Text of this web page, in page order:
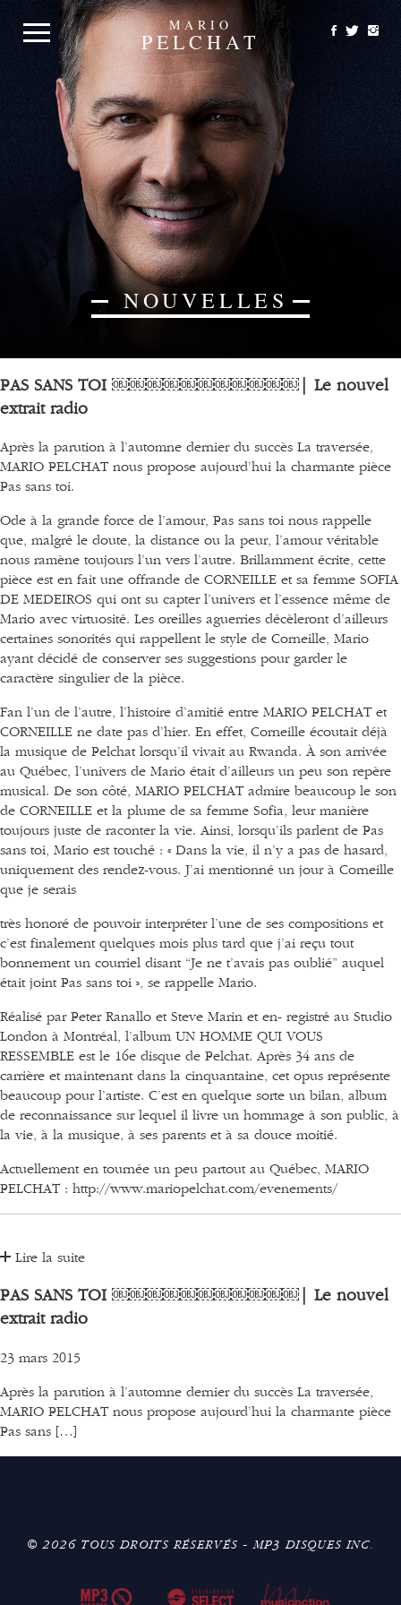
MARIO
PELCHAT
NOUVELLES
PAS SANS TOI ￼￼￼￼￼￼￼￼￼￼￼| Le nouvel
extrait radio
Après la parution à l’automne dernier du succès La traversée,
MARIO PELCHAT nous propose aujourd’hui la charmante pièce
Pas sans toi.
Ode à la grande force de l’amour, Pas sans toi nous rappelle
que, malgré le doute, la distance ou la peur, l’amour véritable
nous ramène toujours l’un vers l’autre. Brillamment écrite, cette
pièce est en fait une offrande de CORNEILLE et sa femme SOFIA
DE MEDEIROS qui ont su capter l’univers et l’essence même de
Mario avec virtuosité. Les oreilles aguerries décèleront d’ailleurs
certaines sonorités qui rappellent le style de Corneille, Mario
ayant décidé de conserver ses suggestions pour garder le
caractère singulier de la pièce.
Fan l’un de l’autre, l’histoire d’amitié entre MARIO PELCHAT et
CORNEILLE ne date pas d’hier. En effet, Corneille écoutait déjà
la musique de Pelchat lorsqu’il vivait au Rwanda. À son arrivée
au Québec, l’univers de Mario était d’ailleurs un peu son repère
musical. De son côté, MARIO PELCHAT admire beaucoup le son
de CORNEILLE et la plume de sa femme Sofia, leur manière
toujours juste de raconter la vie. Ainsi, lorsqu’ils parlent de Pas
sans toi, Mario est touché : « Dans la vie, il n’y a pas de hasard,
uniquement des rendez-vous. J’ai mentionné un jour à Corneille
que je serais
très honoré de pouvoir interpréter l’une de ses compositions et
c’est finalement quelques mois plus tard que j’ai reçu tout
bonnement un courriel disant “Je ne t’avais pas oublié” auquel
était joint Pas sans toi », se rappelle Mario.
Réalisé par Peter Ranallo et Steve Marin et en- registré au Studio
London à Montréal, l’album UN HOMME QUI VOUS
RESSEMBLE est le 16e disque de Pelchat. Après 34 ans de
carrière et maintenant dans la cinquantaine, cet opus représente
beaucoup pour l’artiste. C’est en quelque sorte un bilan, album
de reconnaissance sur lequel il livre un hommage à son public, à
la vie, à la musique, à ses parents et à sa douce moitié.
Actuellement en tournée un peu partout au Québec, MARIO
PELCHAT : http://www.mariopelchat.com/evenements/
Lire la suite
PAS SANS TOI ￼￼￼￼￼￼￼￼￼￼￼| Le nouvel
extrait radio
23 mars 2015
Après la parution à l’automne dernier du succès La traversée,
MARIO PELCHAT nous propose aujourd’hui la charmante pièce
Pas sans […]
© 2026 TOUS DROITS RÉSERVÉS - MP3 DISQUES INC.